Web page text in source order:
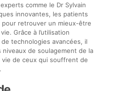
comme le Dr Sylvain
innovantes, les patients
pour retrouver un mieux-être
Grâce à l’utilisation
technologies avancées, il
niveaux de soulagement de la
de ceux qui souffrent de